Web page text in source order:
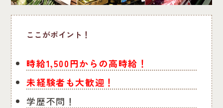
ここがポイント！
時給1,500円からの高時給！
未経験者も大歓迎！
学歴不問！